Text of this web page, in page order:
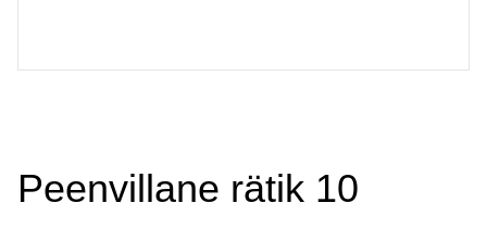
Peenvillane rätik 10